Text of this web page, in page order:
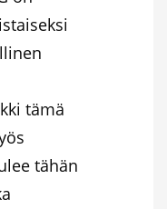
tämä
tähän